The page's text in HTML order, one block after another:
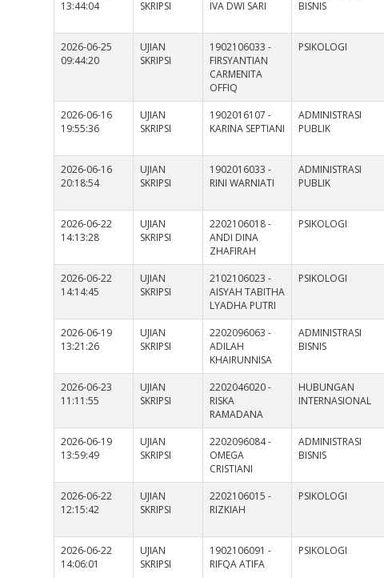
13:44:04
SKRIPSI
IVA DWI SARI
BISNIS
2026-06-25
09:44:20
UJIAN
SKRIPSI
1902106033 -
FIRSYANTIAN
CARMENITA
OFFIQ
PSIKOLOGI
2026-06-16
19:55:36
UJIAN
SKRIPSI
1902016107 -
KARINA SEPTIANI
ADMINISTRASI
PUBLIK
2026-06-16
20:18:54
UJIAN
SKRIPSI
1902016033 -
RINI WARNIATI
ADMINISTRASI
PUBLIK
2026-06-22
14:13:28
UJIAN
SKRIPSI
2202106018 -
ANDI DINA
ZHAFIRAH
PSIKOLOGI
2026-06-22
14:14:45
UJIAN
SKRIPSI
2102106023 -
AISYAH TABITHA
LYADHA PUTRI
PSIKOLOGI
2026-06-19
13:21:26
UJIAN
SKRIPSI
2202096063 -
ADILAH
KHAIRUNNISA
ADMINISTRASI
BISNIS
2026-06-23
11:11:55
UJIAN
SKRIPSI
2202046020 -
RISKA
RAMADANA
HUBUNGAN
INTERNASIONAL
2026-06-19
13:59:49
UJIAN
SKRIPSI
2202096084 -
OMEGA
CRISTIANI
ADMINISTRASI
BISNIS
2026-06-22
12:15:42
UJIAN
SKRIPSI
2202106015 -
RIZKIAH
PSIKOLOGI
2026-06-22
14:06:01
UJIAN
SKRIPSI
1902106091 -
RIFQA ATIFA
PSIKOLOGI